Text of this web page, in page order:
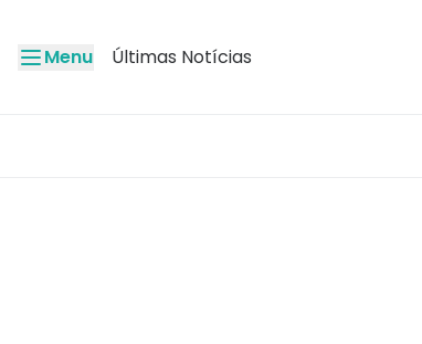
Menu Últimas Notícias